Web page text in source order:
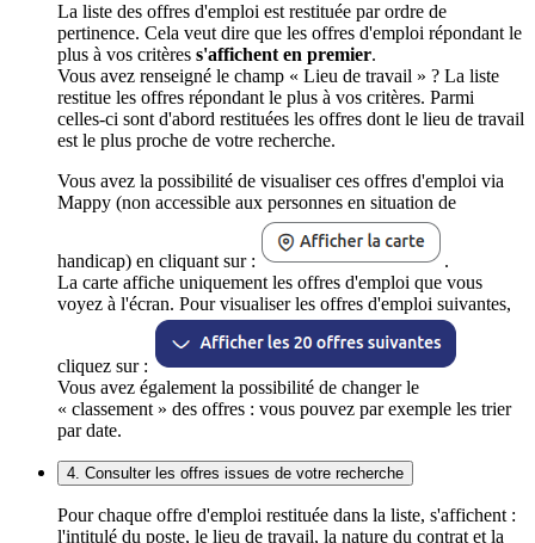
La liste des offres d'emploi est restituée par ordre de
pertinence. Cela veut dire que les offres d'emploi répondant le
plus à vos critères s'affichent en premier.
Vous avez renseigné le champ « Lieu de travail » ? La liste
restitue les offres répondant le plus à vos critères. Parmi
celles-ci sont d'abord restituées les offres dont le lieu de travail
est le plus proche de votre recherche.
Vous avez la possibilité de visualiser ces offres d'emploi via
Mappy (non accessible aux personnes en situation de
handicap) en cliquant sur :
.
La carte affiche uniquement les offres d'emploi que vous
voyez à l'écran. Pour visualiser les offres d'emploi suivantes,
cliquez sur :
Vous avez également la possibilité de changer le
« classement » des offres : vous pouvez par exemple les trier
par date.
4. Consulter les offres issues de votre recherche
Pour chaque offre d'emploi restituée dans la liste, s'affichent :
l'intitulé du poste, le lieu de travail, la nature du contrat et la